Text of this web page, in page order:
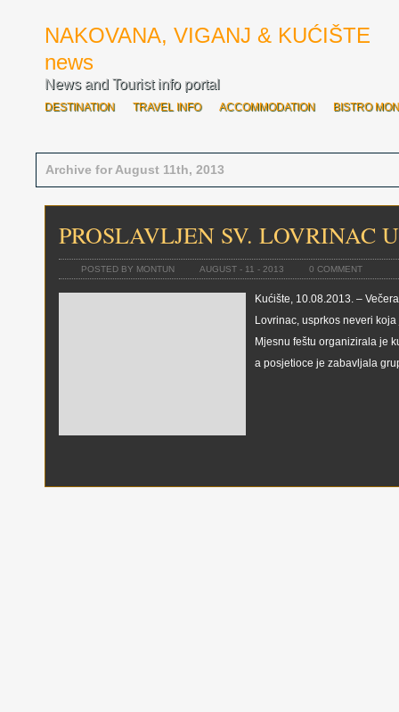
NAKOVANA, VIGANJ & KUĆIŠTE
news
News and Tourist info portal
DESTINATION TRAVEL INFO ACCOMMODATION BISTRO
Archive for August 11th, 2013
PROSLAVLJEN SV. LOVRINAC
POSTED BY MONTUN AUGUST - 11 - 2013 0 COMMENT
Kućište, 10.08.2013. –
Lovrinac, usprkos neveri
Mjesnu feštu organizirala je
a posjetioce je zabavljala